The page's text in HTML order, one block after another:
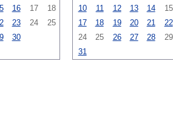
16 17
18
23 24
25
30
10
11 12 13 14 15
17
18 19 20 21 22
24
25 26 27 28 29
31